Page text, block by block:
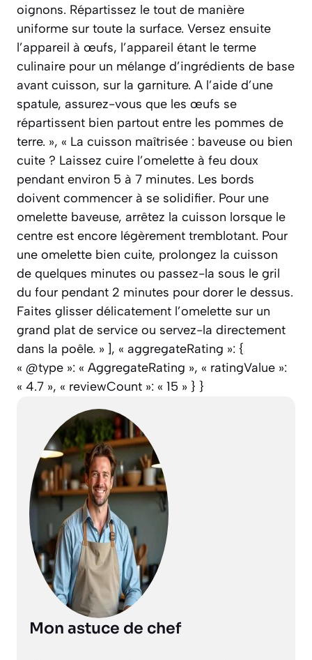
oignons. Répartissez le tout de manière
uniforme sur toute la surface. Versez ensuite
l’appareil à œufs, l’appareil étant le terme
culinaire pour un mélange d’ingrédients de base
avant cuisson, sur la garniture. A l’aide d’une
spatule, assurez-vous que les œufs se
répartissent bien partout entre les pommes de
terre. », « La cuisson maîtrisée : baveuse ou bien
cuite ? Laissez cuire l’omelette à feu doux
pendant environ 5 à 7 minutes. Les bords
doivent commencer à se solidifier. Pour une
omelette baveuse, arrêtez la cuisson lorsque le
centre est encore légèrement tremblotant. Pour
une omelette bien cuite, prolongez la cuisson
de quelques minutes ou passez-la sous le gril
du four pendant 2 minutes pour dorer le dessus.
Faites glisser délicatement l’omelette sur un
grand plat de service ou servez-la directement
dans la poêle. » ], « aggregateRating »: {
« @type »: « AggregateRating », « ratingValue »:
« 4.7 », « reviewCount »: « 15 » } }
Mon astuce de chef